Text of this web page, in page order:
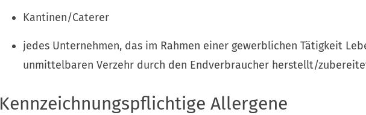
Kantinen/Caterer
jedes Unternehmen, das im Rahmen einer gewerblichen Tätigkeit
unmittelbaren Verzehr durch den Endverbraucher herstellt/
Kennzeichnungspflichtige Allergene